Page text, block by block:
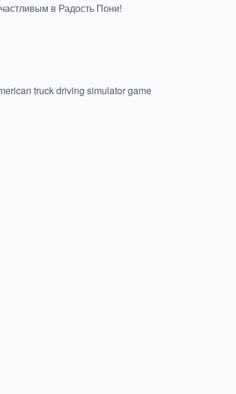
в Радость Пони!
truck driving simulator game